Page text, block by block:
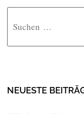
NEUESTE